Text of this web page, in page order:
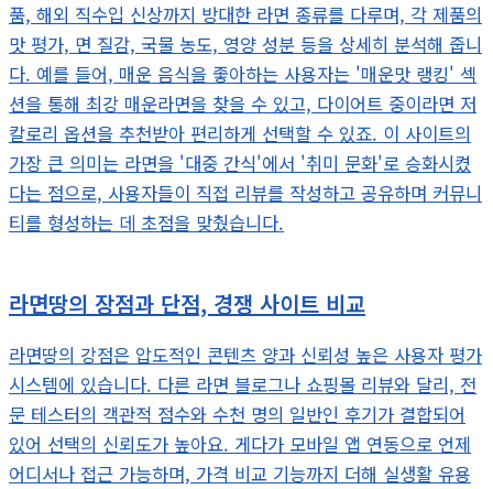
품, 해외 직수입 신상까지 방대한 라면 종류를 다루며, 각 제품의
맛 평가, 면 질감, 국물 농도, 영양 성분 등을 상세히 분석해 줍니
다. 예를 들어, 매운 음식을 좋아하는 사용자는 '매운맛 랭킹' 섹
션을 통해 최강 매운라면을 찾을 수 있고, 다이어트 중이라면 저
칼로리 옵션을 추천받아 편리하게 선택할 수 있죠. 이 사이트의
가장 큰 의미는 라면을 '대중 간식'에서 '취미 문화'로 승화시켰
다는 점으로, 사용자들이 직접 리뷰를 작성하고 공유하며 커뮤니
티를 형성하는 데 초점을 맞췄습니다.
라면땅의 장점과 단점, 경쟁 사이트 비교
라면땅의 강점은 압도적인 콘텐츠 양과 신뢰성 높은 사용자 평가
시스템에 있습니다. 다른 라면 블로그나 쇼핑몰 리뷰와 달리, 전
문 테스터의 객관적 점수와 수천 명의 일반인 후기가 결합되어
있어 선택의 신뢰도가 높아요. 게다가 모바일 앱 연동으로 언제
어디서나 접근 가능하며, 가격 비교 기능까지 더해 실생활 유용